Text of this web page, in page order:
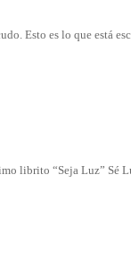
Esto es lo que está
librito “Seja Luz” Sé